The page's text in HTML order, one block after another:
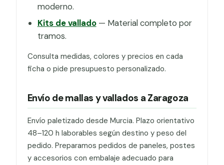
moderno.
Kits de vallado— Material completo por
tramos.
Consulta medidas, colores y precios en cada
ficha o pide presupuesto personalizado.
Envío de mallas y vallados a Zaragoza
Envío paletizado desde Murcia. Plazo orientativo
48–120 h laborables según destino y peso del
pedido. Preparamos pedidos de paneles, postes
y accesorios con embalaje adecuado para